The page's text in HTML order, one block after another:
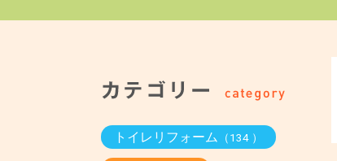
トイレリフォーム （134 ）